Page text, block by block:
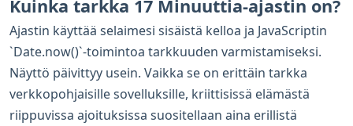
Kuinka tarkka 17 Minuuttia-ajastin on?
Ajastin käyttää selaimesi sisäistä kelloa ja JavaScriptin
`Date.now()`-toimintoa tarkkuuden varmistamiseksi.
Näyttö päivittyy usein. Vaikka se on erittäin tarkka
verkkopohjaisille sovelluksille, kriittisissä elämästä
riippuvissa ajoituksissa suositellaan aina erillistä